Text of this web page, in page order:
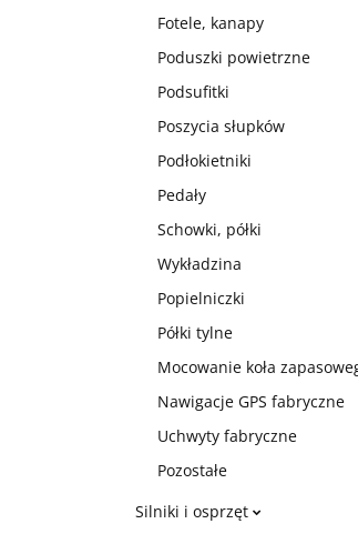
Fotele, kanapy
Poduszki powietrzne
Podsufitki
Poszycia słupków
Podłokietniki
Pedały
Schowki, półki
Wykładzina
Popielniczki
Półki tylne
Mocowanie koła
Nawigacje GPS fabryczne
Uchwyty fabryczne
Pozostałe
Silniki i osprzęt